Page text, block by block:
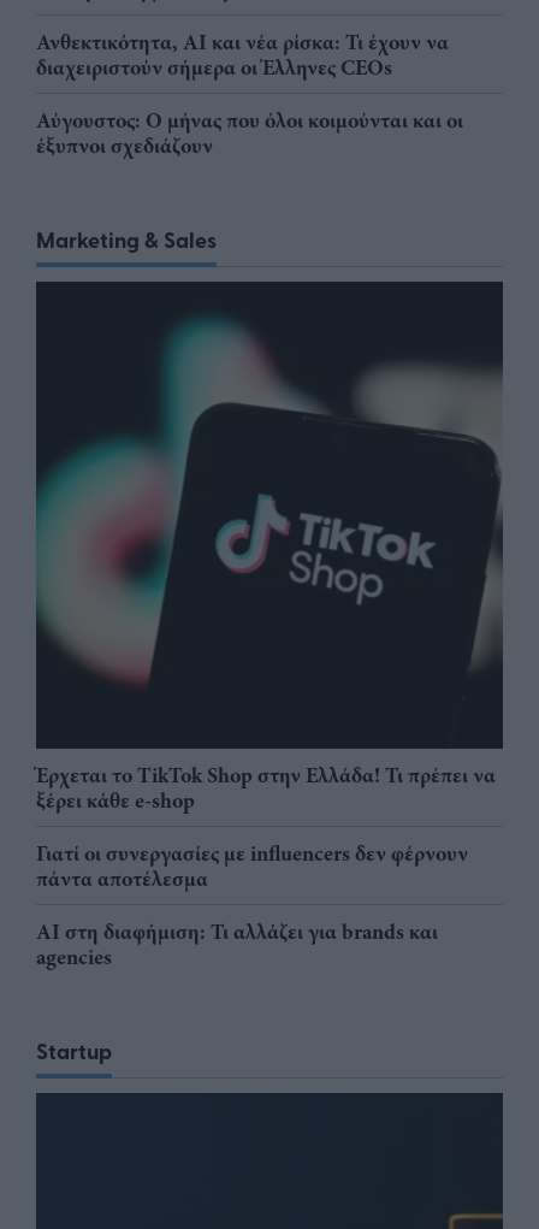
Ανθεκτικότητα, AI και νέα ρίσκα: Τι έχουν να
διαχειριστούν σήμερα οι Έλληνες CEOs
Αύγουστος: Ο μήνας που όλοι κοιμούνται και οι
έξυπνοι σχεδιάζουν
Marketing & Sales
Έρχεται το TikTok Shop στην Ελλάδα! Τι πρέπει να
ξέρει κάθε e-shop
Γιατί οι συνεργασίες με influencers δεν φέρνουν
πάντα αποτέλεσμα
AI στη διαφήμιση: Τι αλλάζει για brands και
agencies
Startup